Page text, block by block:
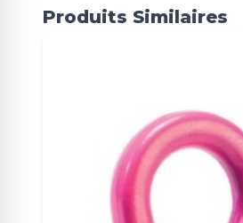
Produits Similaires